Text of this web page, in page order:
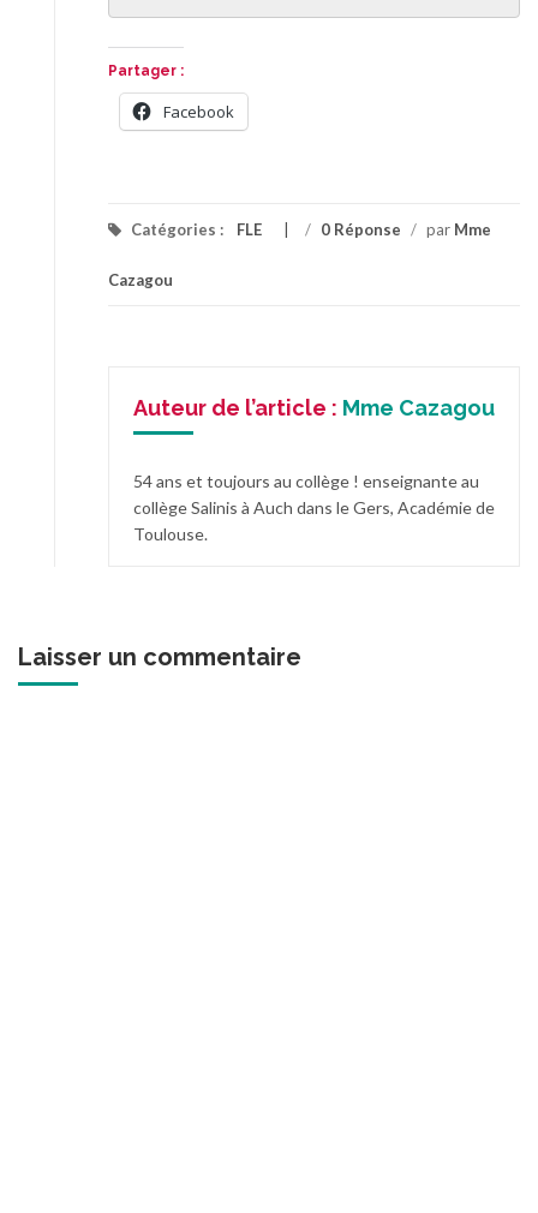
Partager :
Facebook
Catégories : FLE / 0 Réponse / par Mme
Cazagou
Auteur de l’article : Mme Cazagou
54 ans et toujours au collège ! enseignante au
collège Salinis à Auch dans le Gers, Académie de
Toulouse.
Laisser un commentaire